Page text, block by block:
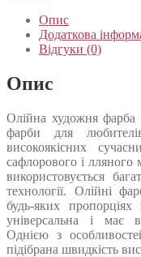
Опис
Додаткова
Відгуки (0)
Опис
Олійна художня фарба
фарби для
високоякісних
сафлорового і
використовується
технології. Олійні
будь-яких
універсальна і має
Однією з
підібрана швидкість